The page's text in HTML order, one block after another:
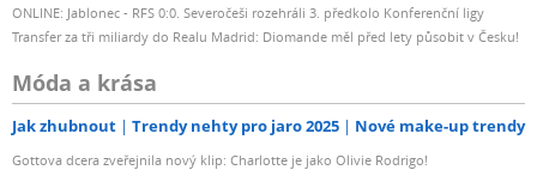
ONLINE: Jablonec - RFS 0:0. Severočeši rozehráli 3. předkolo Konferenční ligy
Transfer za tři miliardy do Realu Madrid: Diomande měl před lety působit v Česku!
Móda a krása
Jak zhubnout Trendy nehty pro jaro 2025 Nové make-up trendy
Gottova dcera zveřejnila nový klip: Charlotte je jako Olivie Rodrigo!